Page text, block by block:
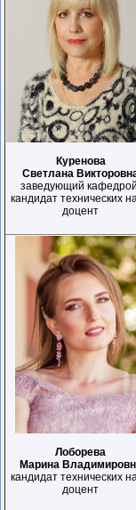
Куренова
Светлана
заведующий
кандидат технических
доцент
Лоборева
Марина
кандидат технических
доцент